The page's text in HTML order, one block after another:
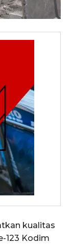
kualitas
123 Kodim